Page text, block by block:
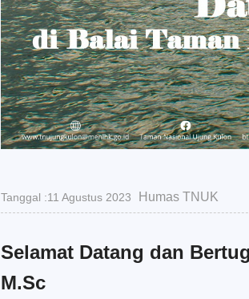
Tanggal :11 Agustus 2023 Humas TNUK
Selamat Datang dan
M.Sc